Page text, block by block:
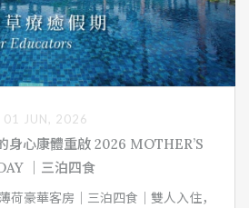
身心康體重啟 2026 MOTHER’S
｜三泊四食
豪華客房｜三泊四食｜雙人入住，
01 JUN, 2026